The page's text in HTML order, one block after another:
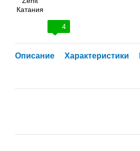
4
Описание Характеристики